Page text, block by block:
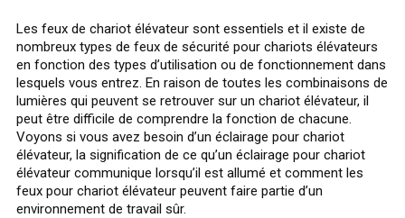
Les feux de chariot élévateur sont essentiels et il existe de
nombreux types de feux de sécurité pour chariots élévateurs
en fonction des types d’utilisation ou de fonctionnement dans
lesquels vous entrez. En raison de toutes les combinaisons de
lumières qui peuvent se retrouver sur un chariot élévateur, il
peut être difficile de comprendre la fonction de chacune.
Voyons si vous avez besoin d’un éclairage pour chariot
élévateur, la signification de ce qu’un éclairage pour chariot
élévateur communique lorsqu’il est allumé et comment les
feux pour chariot élévateur peuvent faire partie d’un
environnement de travail sûr.